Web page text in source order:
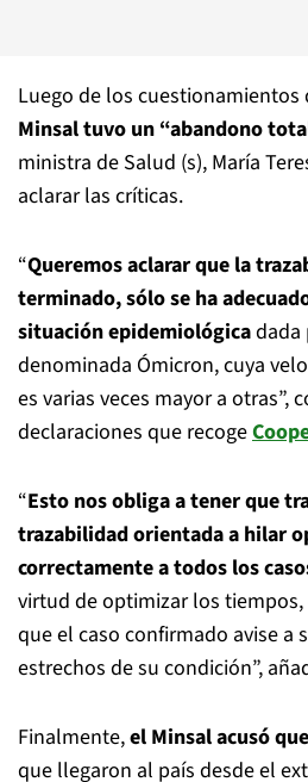
Luego de los cuestionamientos
Minsal tuvo un “abandono
ministra de Salud (s), María
aclarar las críticas.
“Queremos aclarar que la
terminado, sólo se ha
situación epidemiológicadada
denominada Ómicron, cuya
es varias veces mayor a otras”,
declaraciones que recoge
“Esto nos obliga a tener que
trazabilidad orientada a hilar
correctamente a todos los
virtud de optimizar los
que el caso confirmado avise a
estrechos de su condición”,
Finalmente,el Minsal acusó
que llegaron al país desde el